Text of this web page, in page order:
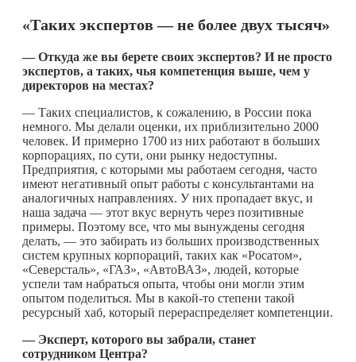
«Таких экспертов — не более двух тысяч»
— Откуда же вы берете своих экспертов? И не просто
экспертов, а таких, чья компетенция выше, чем у
директоров на местах?
— Таких специалистов, к сожалению, в России пока
немного. Мы делали оценки, их приблизительно 2000
человек. И примерно 1700 из них работают в больших
корпорациях, по сути, они рынку недоступны.
Предприятия, с которыми мы работаем сегодня, часто
имеют негативный опыт работы с консультантами на
аналогичных направлениях. У них пропадает вкус, и
наша задача — этот вкус вернуть через позитивные
примеры. Поэтому все, что мы вынуждены сегодня
делать, — это забирать из больших производственных
систем крупных корпораций, таких как «Росатом»,
«Северсталь», «ГАЗ», «АвтоВАЗ», людей, которые
успели там набраться опыта, чтобы они могли этим
опытом поделиться. Мы в какой-то степени такой
ресурсный хаб, который перераспределяет компетенции.
— Эксперт, которого вы забрали, станет
сотрудником Центра?